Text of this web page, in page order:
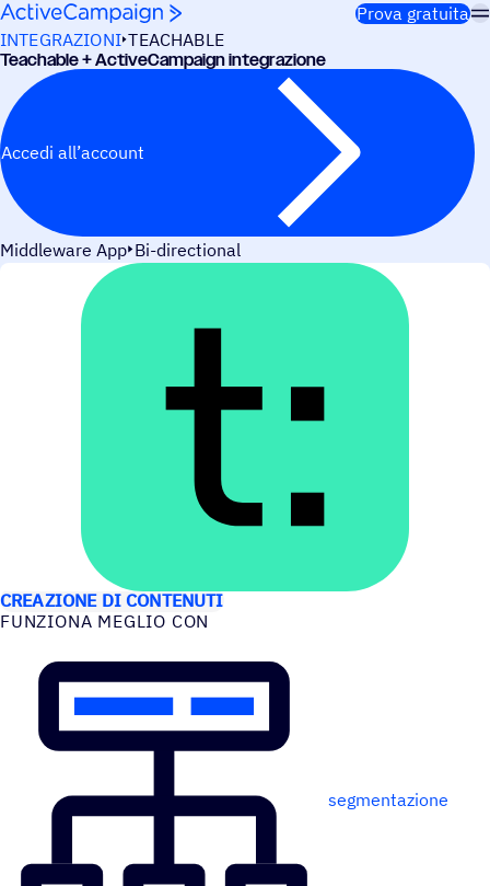
Salta al contenuto
Prova gratuita
INTEGRAZIONI TEACHABLE
Teacha­ble + ActiveCampaign integrazione
Accedi all’account
Middleware App Bi-directional
CASI D’USO
CREAZIONE DI CONTENUTI
FUNZIONA MEGLIO CON
segmentazione